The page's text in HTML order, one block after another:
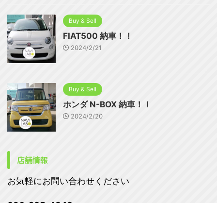
Buy & Sell
FIAT500 納車！！
2024/2/21
Buy & Sell
ホンダ N-BOX 納車！！
2024/2/20
店舗情報
お気軽にお問い合わせください